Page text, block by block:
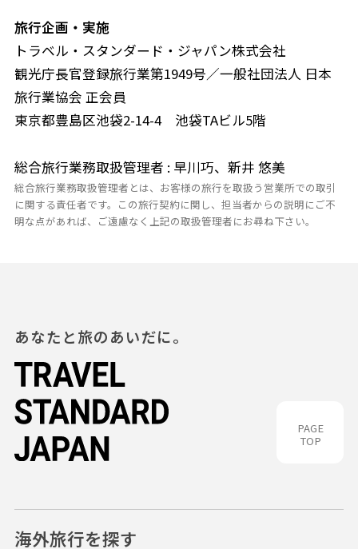
旅行企画・実施
トラベル・スタンダード・ジャパン株式会社
観光庁長官登録旅行業第1949号／一般社団法人 日本
旅行業協会 正会員
東京都豊島区池袋2-14-4 池袋TAビル5階
総合旅行業務取扱管理者 : 早川巧、新井 悠美
総合旅行業務取扱管理者とは、お客様の旅行を取扱う営業所での取引
に関する責任者です。この旅行契約に関し、担当者からの説明にご不
明な点があれば、ご遠慮なく上記の取扱管理者にお尋ね下さい。
PAGE
TOP
あなたと旅のあいだに。
海外旅行を探す